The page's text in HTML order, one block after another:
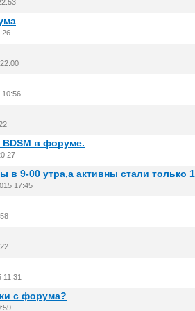
10:56
BDSM в форуме.
в 9-00 утра,а активны стали только
17:45
11:31
с форума?